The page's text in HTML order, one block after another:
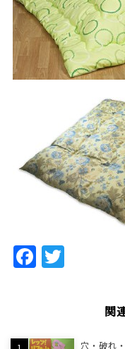
Facebook
関
穴・破れ